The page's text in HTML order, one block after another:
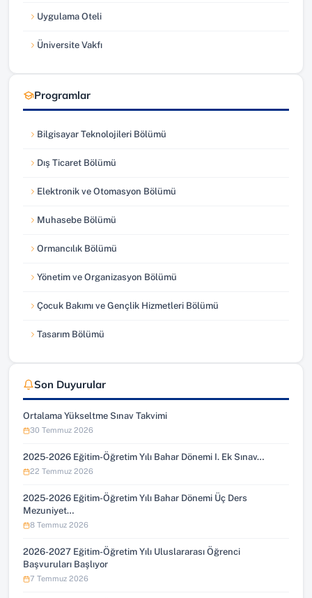
Uygulama Oteli
(yeni sekmede açılır)
Üniversite Vakfı
(yeni sekmede açılır)
Programlar
Bilgisayar Teknolojileri Bölümü
Dış Ticaret Bölümü
Elektronik ve Otomasyon Bölümü
Muhasebe Bölümü
Ormancılık Bölümü
Yönetim ve Organizasyon Bölümü
Çocuk Bakımı ve Gençlik Hizmetleri Bölümü
Tasarım Bölümü
Son Duyurular
Ortalama Yükseltme Sınav Takvimi
30 Temmuz 2026
2025-2026 Eğitim-Öğretim Yılı Bahar Dönemi I. Ek Sınav…
22 Temmuz 2026
2025-2026 Eğitim-Öğretim Yılı Bahar Dönemi Üç Ders
Mezuniyet…
8 Temmuz 2026
2026-2027 Eğitim-Öğretim Yılı Uluslararası Öğrenci
Başvuruları Başlıyor
7 Temmuz 2026